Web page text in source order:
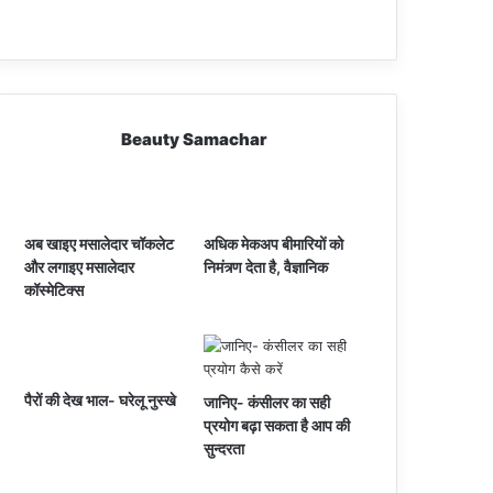
Beauty Samachar
अब खाइए मसालेदार चॉकलेट
और लगाइए मसालेदार
कॉस्‍मेटिक्‍स
अधिक मेकअप बीमारियों को
निमंत्र्ण देता है, वैज्ञानिक
पैरों की देख भाल- घरेलू नुस्खे
जानिए- कंसीलर का सही
प्रयोग बढ़ा सकता है आप की
सुन्दरता